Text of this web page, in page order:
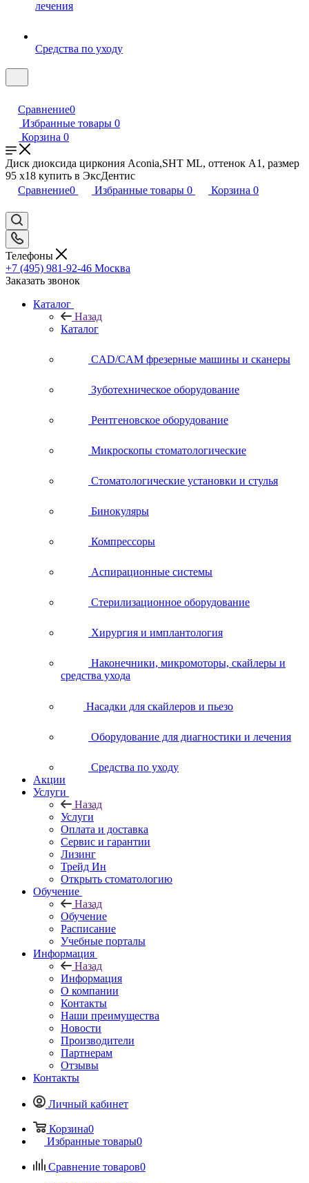
лечения
Средства по уходу
Сравнение0
Избранные товары 0
Корзина 0
Диск диоксида циркония Aconia,SHT ML, оттенок A1, размер
95 x18 купить в ЭксДентис
Сравнение0 Избранные товары 0 Корзина 0
Телефоны
+7 (495) 981-92-46 Москва
Заказать звонок
Каталог
Назад
Каталог
CAD/CAM фрезерные машины и сканеры
Зуботехническое оборудование
Рентгеновское оборудование
Микроскопы стоматологические
Стоматологические установки и стулья
Бинокуляры
Компрессоры
Аспирационные системы
Стерилизационное оборудование
Хирургия и имплантология
Наконечники, микромоторы, скайлеры и
средства ухода
Насадки для скайлеров и пьезо
Оборудование для диагностики и лечения
Средства по уходу
Акции
Услуги
Назад
Услуги
Оплата и доставка
Сервис и гарантии
Лизинг
Трейд Ин
Открыть стоматологию
Обучение
Назад
Обучение
Расписание
Учебные порталы
Информация
Назад
Информация
О компании
Контакты
Наши преимущества
Новости
Производители
Партнерам
Отзывы
Контакты
Личный кабинет
Корзина0
Избранные товары0
Сравнение товаров0